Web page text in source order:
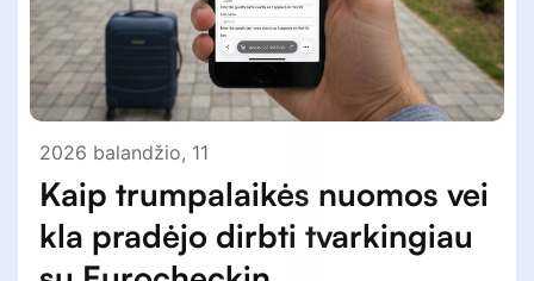
2026 balandžio, 11
Kaip trumpalaikės nuomos vei
kla pradėjo dirbti tvarkingiau